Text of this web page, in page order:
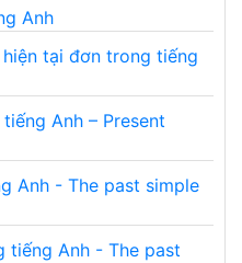
Anh
tại đơn trong tiếng
Anh – Present
Anh - The past simple
tiếng Anh - The past